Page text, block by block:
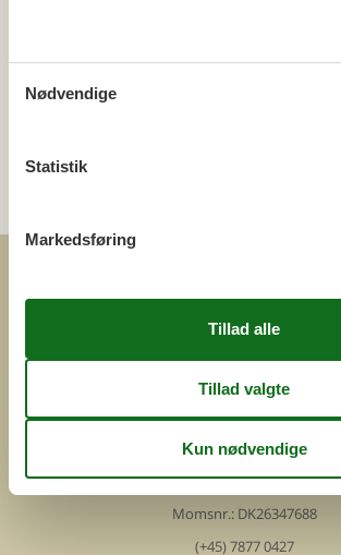
Hund
Last minute
ved
Feline Holidays A/S
DK-7400 Herning
Cofman.com
Momsnr.: DK26347688
(+45) 7877 0427
Nødvendige
Statistik
Markedsføring